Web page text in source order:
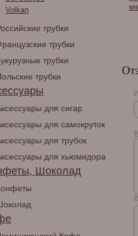
Volkan
трубки
трубки
трубки
трубки
для сигар
для самокруток
для трубок
для хьюмидора
Шоколад